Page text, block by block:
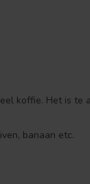
koffie. Het is te
banaan etc.